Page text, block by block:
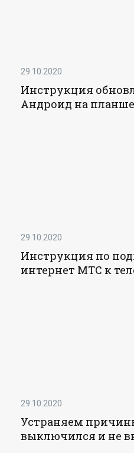
29.10.2020
Инструкция
Андроид на
29.10.2020
Инструкция по
интернет МТС к
29.10.2020
Устраняем
выключился и не